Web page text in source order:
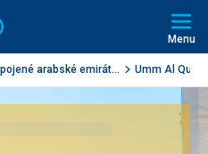
Prihlásiť
Menu
arabské emirát... Umm Al